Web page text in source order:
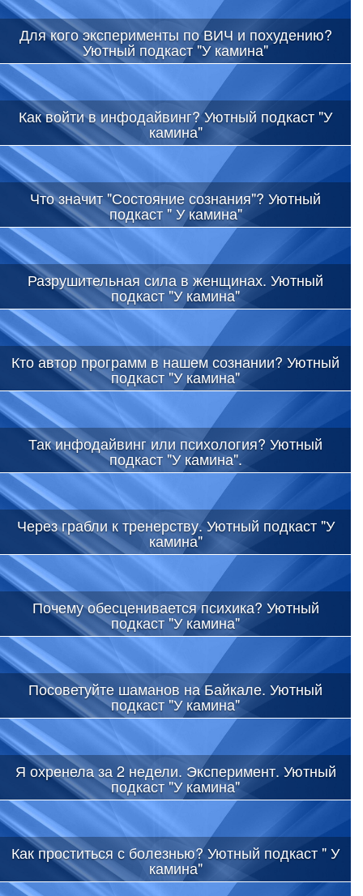
Для кого эксперименты по ВИЧ и похудению?
Уютный подкаст "У камина"
Как войти в инфодайвинг? Уютный подкаст "У
камина"
Что значит "Состояние сознания"? Уютный
подкаст " У камина"
Разрушительная сила в женщинах. Уютный
подкаст "У камина"
Кто автор программ в нашем сознании? Уютный
подкаст "У камина"
Так инфодайвинг или психология? Уютный
подкаст "У камина".
Через грабли к тренерству. Уютный подкаст "У
камина"
Почему обесценивается психика? Уютный
подкаст "У камина"
Посоветуйте шаманов на Байкале. Уютный
подкаст "У камина"
Я охренела за 2 недели. Эксперимент. Уютный
подкаст "У камина"
Как проститься с болезнью? Уютный подкаст " У
камина"